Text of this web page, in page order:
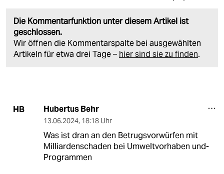
Die Kommentarfunktion unter diesem Artikel ist
geschlossen.
Wir öffnen die Kommentarspalte bei ausgewählten
Artikeln für etwa drei Tage – hier sind sie zu finden.
HB Hubertus Behr
13.06.2024, 18:18 Uhr
Was ist dran an den Betrugsvorwürfen mit
Milliardenschaden bei Umweltvorhaben und-
Programmen